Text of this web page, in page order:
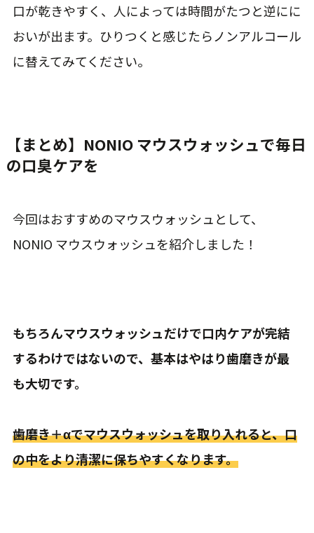
口が乾きやすく、人によっては時間がたつと逆にに
おいが出ます。ひりつくと感じたらノンアルコール
に替えてみてください。
【まとめ】NONIO マウスウォッシュで毎日
の口臭ケアを
今回はおすすめのマウスウォッシュとして、
NONIO マウスウォッシュを紹介しました！
もちろんマウスウォッシュだけで口内ケアが完結
するわけではないので、基本はやはり歯磨きが最
も大切です。
歯磨き＋αでマウスウォッシュを取り入れると、口
の中をより清潔に保ちやすくなります。